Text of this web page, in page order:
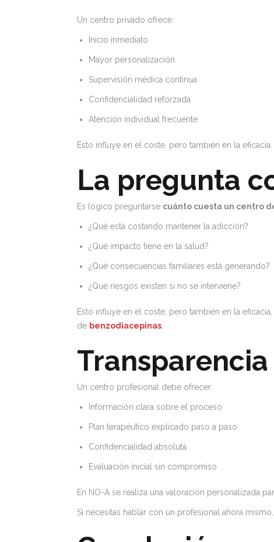
Un centro privado ofrece:
Inicio inmediato
Mayor personalización
Supervisión médica continua
Confidencialidad reforzada
Atención individual frecuente
Esto influye en el coste, pero también en la eficacia.
La pregunta
Es lógico preguntarse cuánto cuesta un centro
¿Qué está costando mantener la adicción?
¿Qué impacto tiene en la salud?
¿Qué consecuencias familiares está generando?
¿Qué riesgos existen si no se interviene?
Esto influye en el coste, pero también en la
de benzodiacepinas.
Un centro profesional debe ofrecer:
Información clara sobre el proceso
Plan terapéutico explicado paso a paso
Confidencialidad absoluta
Evaluación inicial sin compromiso
En NO-A se realiza una valoración personalizada
Si necesitas hablar con un profesional ahora